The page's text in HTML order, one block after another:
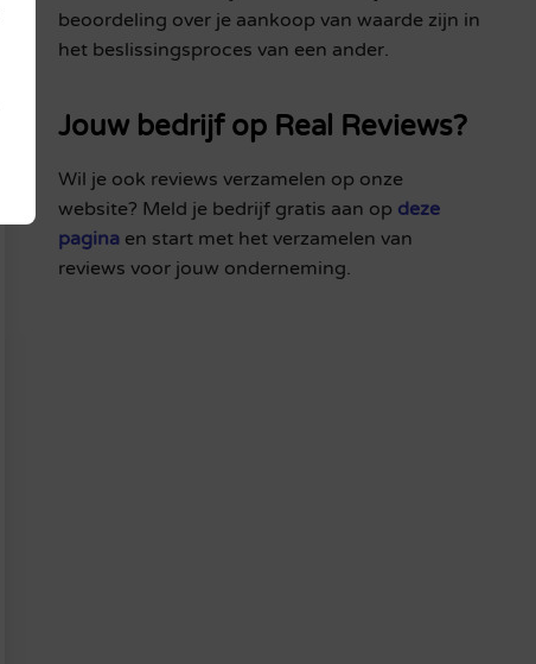
beoordeling over je aankoop van waarde zijn in
het beslissingsproces van een ander.
Jouw bedrijf op Real Reviews?
Wil je ook reviews verzamelen op onze
website? Meld je bedrijf gratis aan op deze
paginaen start met het verzamelen van
reviews voor jouw onderneming.